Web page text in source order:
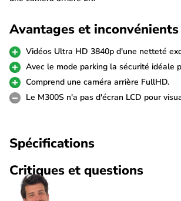
Malgré son excellente qualité d'image, la
nettement plus abordable que les dashcams
résolution 4K native. La dashcam est
Fi 5 GHz, du GPS, du système d'aide à la
la commande vocale.
L'écran d'état TNT compact de 1,0 pouce
paramètres et la durée d'enregistrement, ce
voir rapidement si la dashcam est active sans
Avantages et inconvénients
Vidéos Ultra HD 3840p d'une netteté
Avec le mode parking la sécurité idéale
Comprend une caméra arrière FullHD.
Le M300S n'a pas d'écran LCD pour
Spécifications
Critiques et questions